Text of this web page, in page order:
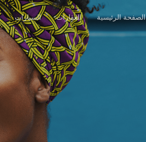
الصفحة الرئيسية العقارات السيارات